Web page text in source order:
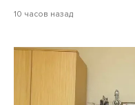
10 часов назад